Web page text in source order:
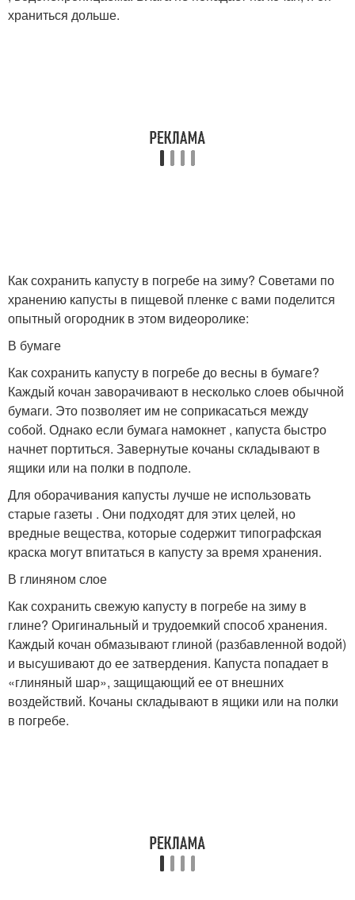
храниться дольше.
Как сохранить капусту в погребе на зиму? Советами по
хранению капусты в пищевой пленке с вами поделится
опытный огородник в этом видеоролике:
В бумаге
Как сохранить капусту в погребе до весны в бумаге?
Каждый кочан заворачивают в несколько слоев обычной
бумаги. Это позволяет им не соприкасаться между
собой. Однако если бумага намокнет , капуста быстро
начнет портиться. Завернутые кочаны складывают в
ящики или на полки в подполе.
Для оборачивания капусты лучше не использовать
старые газеты . Они подходят для этих целей, но
вредные вещества, которые содержит типографская
краска могут впитаться в капусту за время хранения.
В глиняном слое
Как сохранить свежую капусту в погребе на зиму в
глине? Оригинальный и трудоемкий способ хранения.
Каждый кочан обмазывают глиной (разбавленной водой)
и высушивают до ее затвердения. Капуста попадает в
«глиняный шар», защищающий ее от внешних
воздействий. Кочаны складывают в ящики или на полки
в погребе.